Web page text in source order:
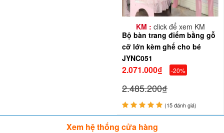
KM : click để xem KM
Bộ bàn trang điểm bằng gỗ
cỡ lớn kèm ghế cho bé
JYNC051
2.071.000₫ -20%
2.485.200₫
(15 đánh giá)
Xem hệ thống cửa hàng